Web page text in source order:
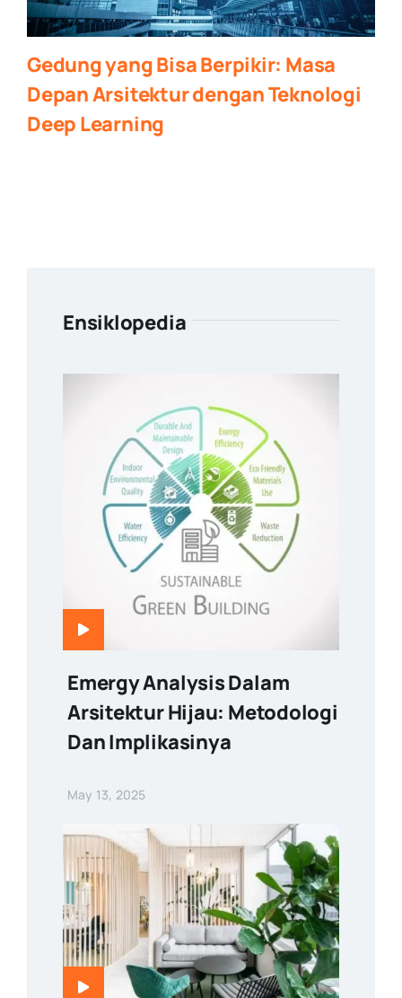
Gedung yang Bisa Berpikir: Masa
Depan Arsitektur dengan Teknologi
Deep Learning
Ensiklopedia
Emergy Analysis Dalam
Arsitektur Hijau: Metodologi
Dan Implikasinya
May 13, 2025